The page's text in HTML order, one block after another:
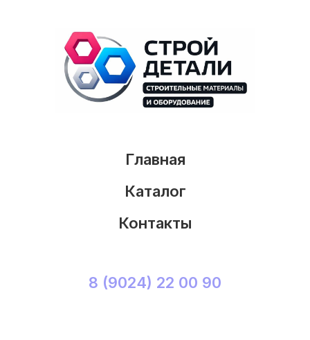
Главная
Каталог
Контакты
8 (9024) 22 00 90